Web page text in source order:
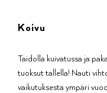
Koivu
Taidolla kuivatussa ja
tuoksut tallella! Nauti
vaikutuksesta ympäri